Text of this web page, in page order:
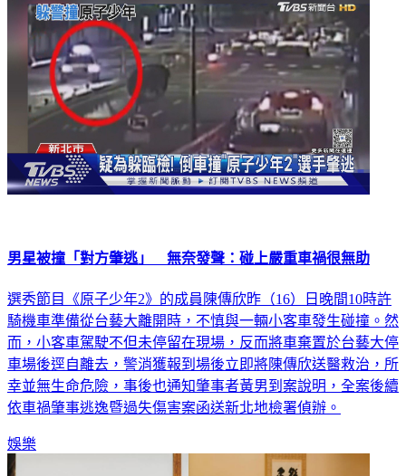
男星被撞「對方肇逃」 無奈發聲：碰上嚴重車禍很無助
選秀節目《原子少年2》的成員陳傳欣昨（16）日晚間10時許
騎機車準備從台藝大離開時，不慎與一輛小客車發生碰撞。然
而，小客車駕駛不但未停留在現場，反而將車棄置於台藝大停
車場後逕自離去，警消獲報到場後立即將陳傳欣送醫救治，所
幸並無生命危險，事後也通知肇事者黃男到案說明，全案後續
依車禍肇事逃逸暨過失傷害案函送新北地檢署偵辦。
娛樂